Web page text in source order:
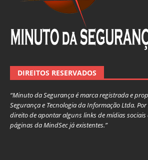
DIREITOS RESERVADOS
“Minuto da Segurança é marca registrada e
Segurança e Tecnologia da Informação Ltda.
direito de apontar alguns links de mídias sociais
páginas da MindSec já existentes.”